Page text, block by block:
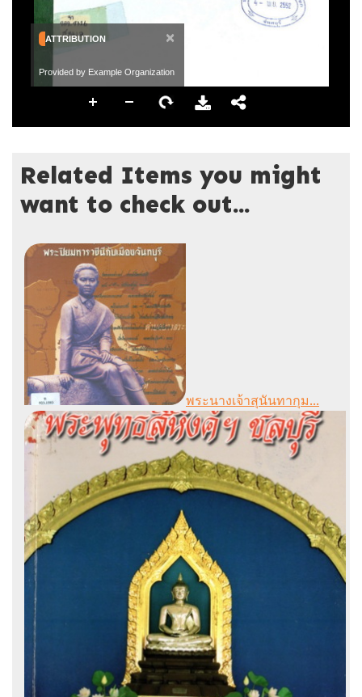
ATTRIBUTION ×
Provided by Example Organization
Related Items you might
want to check out...
พระนางเจ้าสุนันทากุม...